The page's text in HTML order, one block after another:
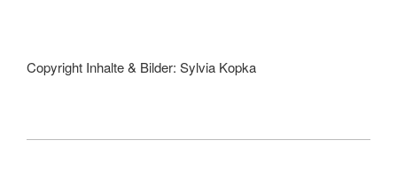
Copyright Inhalte & Bilder: Sylvia Kopka